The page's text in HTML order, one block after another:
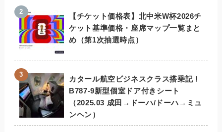
【チケット価格表】北中米W杯2026チ
ケット基準価格・座席マップ一覧まと
め（第1次抽選時点）
カタール航空ビジネスクラス搭乗記！
B787-9新型個室ドア付きシート
（2025.03 成田→ドーハ/ドーハ→ミュ
ンヘン）